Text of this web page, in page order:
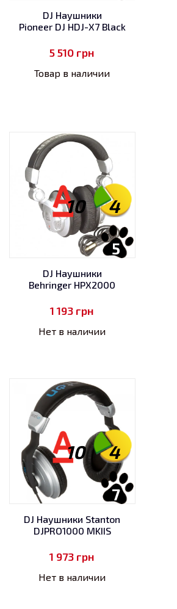
DJ Наушники
Pioneer DJ HDJ-X7 Black
5 510 грн
Товар в наличии
4
10
5
DJ Наушники
Behringer HPX2000
1 193 грн
Нет в наличии
4
10
7
DJ Наушники Stanton
DJPRO1000 MKIIS
1 973 грн
Нет в наличии